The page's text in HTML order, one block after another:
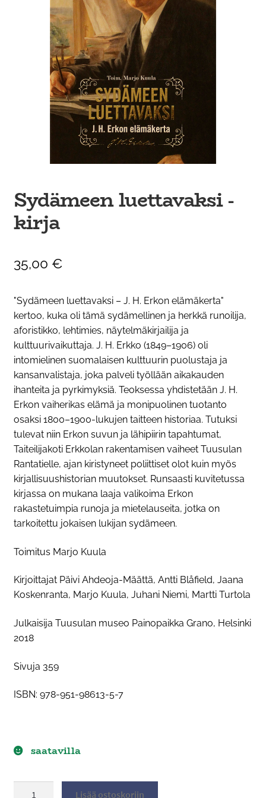
Ateria- ja välipalamyynti
Sydämeen luettavaksi -
kirja
35,00 €
"Sydämeen luettavaksi – J. H. Erkon elämäkerta"
kertoo, kuka oli tämä sydämellinen ja herkkä runoilija,
aforistikko, lehtimies, näytelmäkirjailija ja
kulttuurivaikuttaja. J. H. Erkko (1849–1906) oli
intomielinen suomalaisen kulttuurin puolustaja ja
kansanvalistaja, joka palveli työllään aikakauden
ihanteita ja pyrkimyksiä. Teoksessa yhdistetään J. H.
Erkon vaiherikas elämä ja monipuolinen tuotanto
osaksi 1800–1900-lukujen taitteen historiaa. Tutuksi
tulevat niin Erkon suvun ja lähipiirin tapahtumat,
Taiteilijakoti Erkkolan rakentamisen vaiheet Tuusulan
Rantatielle, ajan kiristyneet poliittiset olot kuin myös
kirjallisuushistorian muutokset. Runsaasti kuvitetussa
kirjassa on mukana laaja valikoima Erkon
rakastetuimpia runoja ja mietelauseita, jotka on
tarkoitettu jokaisen lukijan sydämeen.
Toimitus Marjo Kuula
Kirjoittajat Päivi Ahdeoja-Määttä, Antti Blåfield, Jaana
Koskenranta, Marjo Kuula, Juhani Niemi, Martti Turtola
Julkaisija Tuusulan museo Painopaikka Grano, Helsinki
2018
Sivuja 359
ISBN: 978-951-98613-5-7
saatavilla
Sydämeen
Lisää ostoskoriin